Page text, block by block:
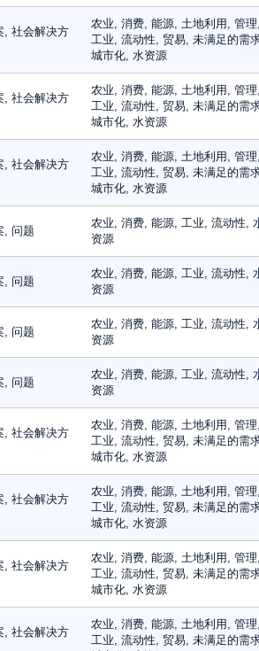
, 社会解决方
农业, 消费, 能源, 土地利用, 管理,
工业, 流动性, 贸易, 未满足的需
城市化, 水资源
, 社会解决方
农业, 消费, 能源, 土地利用, 管理,
工业, 流动性, 贸易, 未满足的需
城市化, 水资源
, 社会解决方
农业, 消费, 能源, 土地利用, 管理,
工业, 流动性, 贸易, 未满足的需
城市化, 水资源
, 问题
农业, 消费, 能源, 工业, 流动性,
资源
, 问题
农业, 消费, 能源, 工业, 流动性,
资源
, 问题
农业, 消费, 能源, 工业, 流动性,
资源
, 问题
农业, 消费, 能源, 工业, 流动性,
资源
, 社会解决方
农业, 消费, 能源, 土地利用, 管理,
工业, 流动性, 贸易, 未满足的需
城市化, 水资源
, 社会解决方
农业, 消费, 能源, 土地利用, 管理,
工业, 流动性, 贸易, 未满足的需
城市化, 水资源
, 社会解决方
农业, 消费, 能源, 土地利用, 管理,
工业, 流动性, 贸易, 未满足的需
城市化, 水资源
, 社会解决方
农业, 消费, 能源, 土地利用, 管理,
工业, 流动性, 贸易, 未满足的需